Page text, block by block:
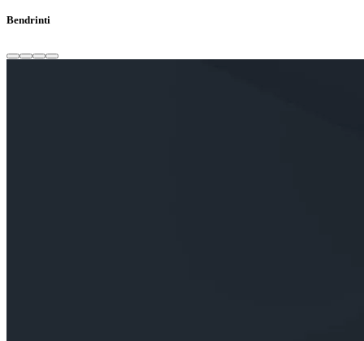
Bendrinti